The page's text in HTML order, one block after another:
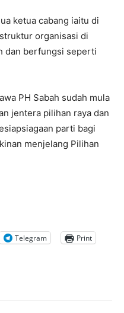
ketua cabang iaitu di
organisasi di
dan berfungsi seperti
PH Sabah sudah mula
jentera pilihan raya dan
parti bagi
menjelang Pilihan
Telegram Print